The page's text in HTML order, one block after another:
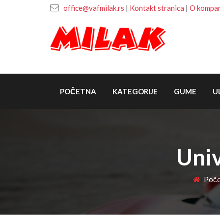
office@vafmilak.rs | Kontakt stranica | O
POČETNA KATEGORIJE GUME